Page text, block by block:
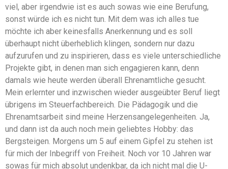
viel, aber irgendwie ist es auch sowas wie eine Berufung,
sonst würde ich es nicht tun. Mit dem was ich alles tue
möchte ich aber keinesfalls Anerkennung und es soll
überhaupt nicht überheblich klingen, sondern nur dazu
aufzurufen und zu inspirieren, dass es viele unterschiedliche
Projekte gibt, in denen man sich engagieren kann, denn
damals wie heute werden überall Ehrenamtliche gesucht.
Mein erlernter und inzwischen wieder ausgeübter Beruf liegt
übrigens im Steuerfachbereich. Die Pädagogik und die
Ehrenamtsarbeit sind meine Herzensangelegenheiten. Ja,
und dann ist da auch noch mein geliebtes Hobby: das
Bergsteigen. Morgens um 5 auf einem Gipfel zu stehen ist
für mich der Inbegriff von Freiheit. Noch vor 10 Jahren war
sowas für mich absolut undenkbar, da ich nicht mal die U-